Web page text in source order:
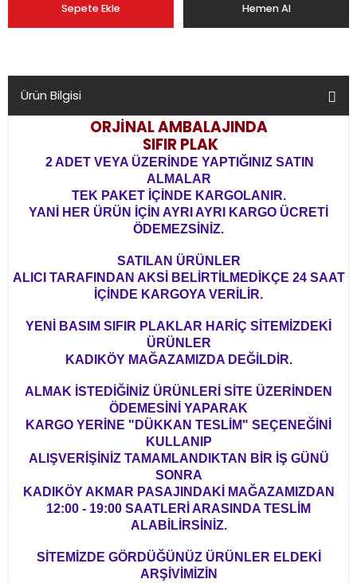
Sepete Ekle Hemen Al
Ürün Bilgisi
ORJİNAL AMBALAJINDA
SIFIR PLAK
2 ADET VEYA ÜZERİNDE YAPTIĞINIZ SATIN
ALMALAR
TEK PAKET İÇİNDE KARGOLANIR.
YANİ HER ÜRÜN İÇİN AYRI AYRI KARGO ÜCRETİ
ÖDEMEZSİNİZ.
SATILAN ÜRÜNLER
ALICI TARAFINDAN AKSİ BELİRTİLMEDİKÇE 24 SAAT
İÇİNDE KARGOYA VERİLİR.
YENİ BASIM SIFIR PLAKLAR HARİÇ SİTEMİZDEKİ
ÜRÜNLER
KADIKÖY MAĞAZAMIZDA DEĞİLDİR.
ALMAK İSTEDİĞİNİZ ÜRÜNLERİ SİTE ÜZERİNDEN
ÖDEMESİNİ YAPARAK
KARGO YERİNE "DÜKKAN TESLİM" SEÇENEĞİNİ
KULLANIP
ALIŞVERİŞİNİZ TAMAMLANDIKTAN BİR İŞ GÜNÜ
SONRA
KADIKÖY AKMAR PASAJINDAKİ MAĞAZAMIZDAN
12:00 - 19:00 SAATLERİ ARASINDA TESLİM
ALABİLİRSİNİZ.
SİTEMİZDE GÖRDÜĞÜNÜZ ÜRÜNLER ELDEKİ
ARŞİVİMİZİN